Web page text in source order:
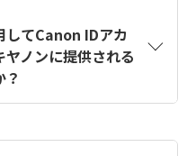
【カメラ】Canon IDとは
成方法は？をご確認く
してCanon IDアカ
ノンに提供される